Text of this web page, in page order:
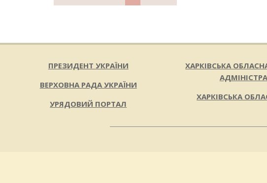
ПРЕЗИДЕНТ УКРАЇНИ
ВЕРХОВНА РАДА УКРАЇНИ
УРЯДОВИЙ ПОРТАЛ
ХАРКІВСЬКА
ХАРКІВСЬКА